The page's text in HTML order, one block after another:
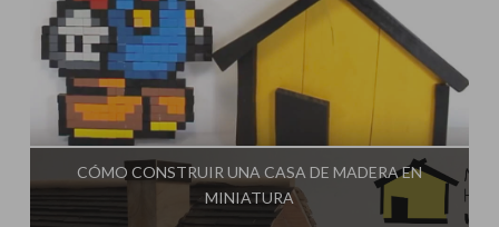
Influencer:
CÓMO CONSTRUIR UNA CASA DE MADERA EN
MINIATURA